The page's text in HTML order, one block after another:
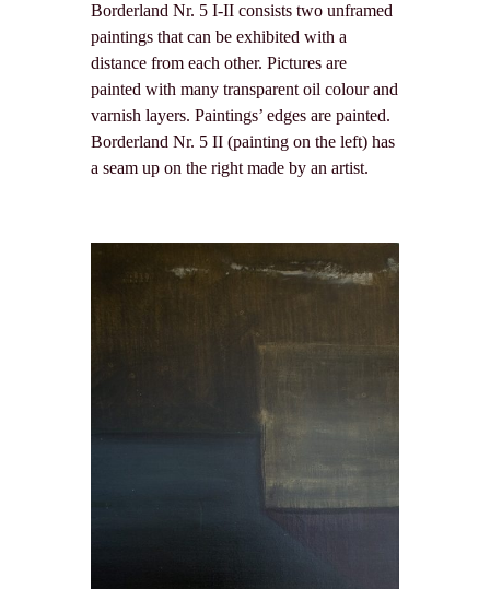
Borderland Nr. 5 I-II consists two unframed
paintings that can be exhibited with a
distance from each other. Pictures are
painted with many transparent oil colour and
varnish layers. Paintings’ edges are painted.
Borderland Nr. 5 II (painting on the left) has
a seam up on the right made by an artist.